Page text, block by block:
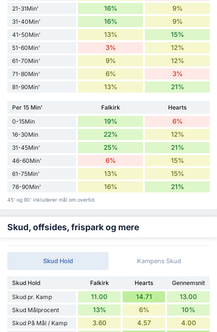
21-31Min' 16% 9%
31-40Min' 16% 9%
41-50Min' 13% 15%
51-60Min' 3% 12%
61-70Min' 9% 12%
71-80Min' 6% 3%
81-90Min' 13% 21%
Per 15 Min' Falkirk
Hearts
0-15Min
19% 6%
16-30Min 22% 12%
31-45Min' 25% 21%
46-60Min' 6% 15%
61-75Min' 13% 15%
76-90Min' 16% 21%
45' og 90' inkluderer mål om overtid.
Skud, offsides, frispark og mere
Skud Hold Kampens Skud
Skud Hold Falkirk Hearts
Gennemsnit
Skud pr. Kamp
11.00 14.71 13.00
Skud Målprocent 13% 6% 10%
Skud På Mål / Kamp 3.60 4.57 4.00